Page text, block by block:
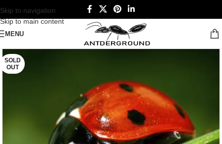
Skip to navigation
Skip to main content
MENU
SOLD
OUT